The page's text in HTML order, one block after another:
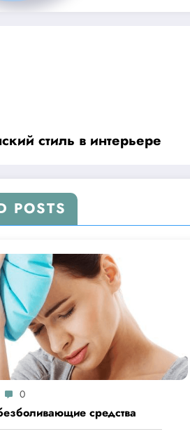
стиль в интерьере
POSTS
0
средства